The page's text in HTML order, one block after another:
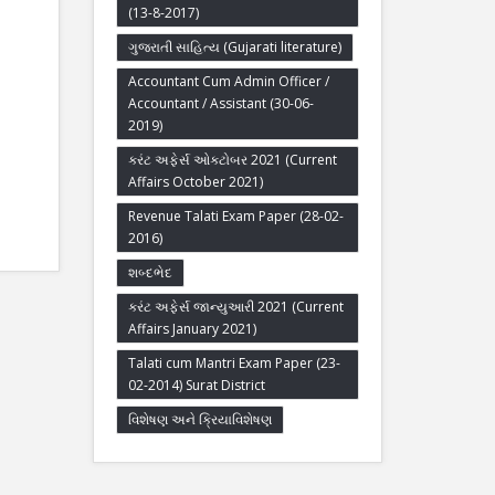
(13-8-2017)
ગુજરાતી સાહિત્ય (Gujarati literature)
Accountant Cum Admin Officer /
Accountant / Assistant (30-06-
2019)
કરંટ અફેર્સ ઓક્ટોબર 2021 (Current
Affairs October 2021)
Revenue Talati Exam Paper (28-02-
2016)
શબ્દભેદ
કરંટ અફેર્સ જાન્યુઆરી 2021 (Current
Affairs January 2021)
Talati cum Mantri Exam Paper (23-
02-2014) Surat District
વિશેષણ અને ક્રિયાવિશેષણ